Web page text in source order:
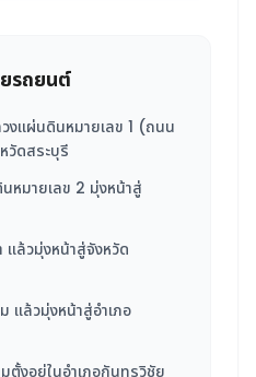
ยรถยนต์
งแผ่นดินหมายเลข 1 (ถนน
วัดสระบุรี
นหมายเลข 2 มุ่งหน้าสู่
แล้วมุ่งหน้าสู่จังหวัด
แล้วมุ่งหน้าสู่อำเภอ
ตั้งอยู่ในอำเภอกันทรวิชัย